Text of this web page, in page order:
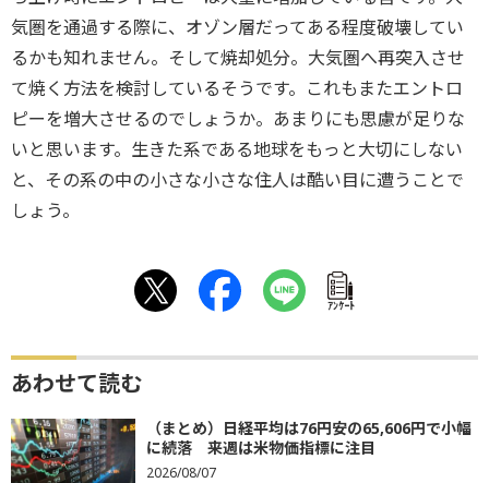
気圏を通過する際に、オゾン層だってある程度破壊してい
るかも知れません。そして焼却処分。大気圏へ再突入させ
て焼く方法を検討しているそうです。これもまたエントロ
ピーを増大させるのでしょうか。あまりにも思慮が足りな
いと思います。生きた系である地球をもっと大切にしない
と、その系の中の小さな小さな住人は酷い目に遭うことで
しょう。
ｱﾝｹｰﾄ
あわせて読む
（まとめ）日経平均は76円安の65,606円で小幅
に続落 来週は米物価指標に注目
2026/08/07